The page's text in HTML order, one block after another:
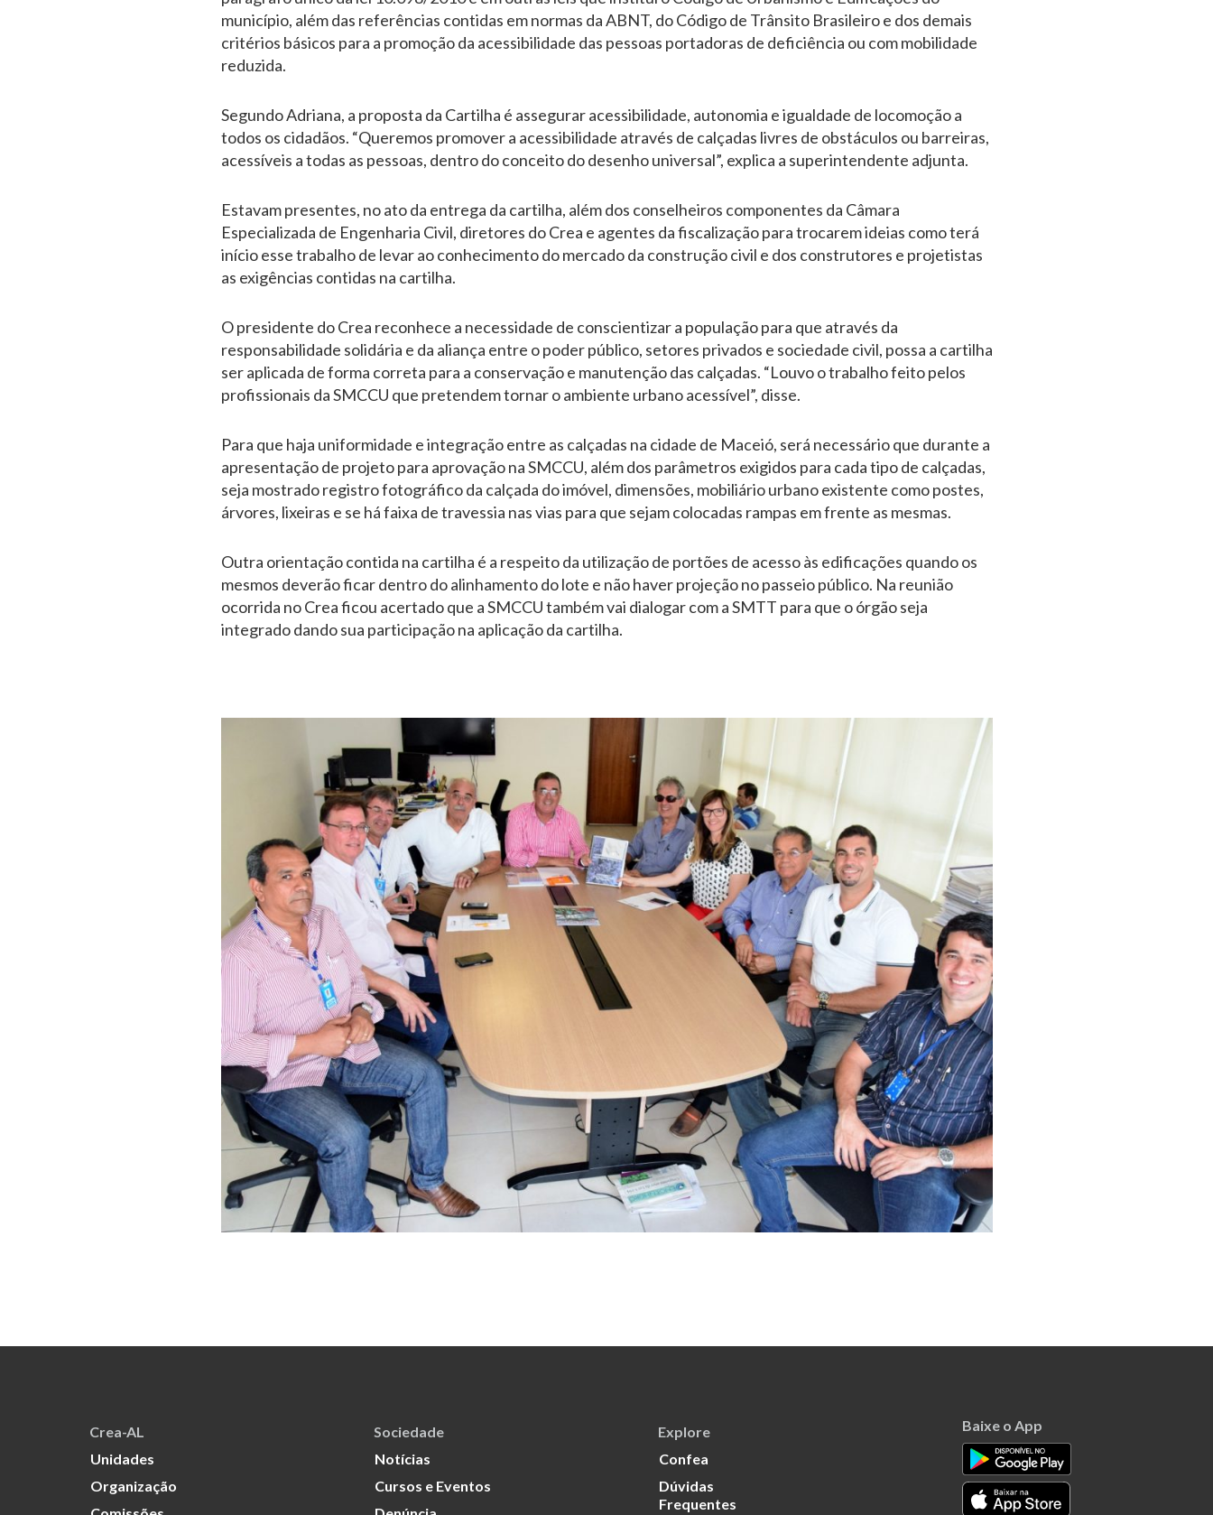
município, além das referências contidas em normas da ABNT, do Código de Trânsito Brasileiro e dos demais
critérios básicos para a promoção da acessibilidade das pessoas portadoras de deficiência ou com mobilidade
reduzida.
Segundo Adriana, a proposta da Cartilha é assegurar acessibilidade, autonomia e igualdade de locomoção a
todos os cidadãos. “Queremos promover a acessibilidade através de calçadas livres de obstáculos ou barreiras,
acessíveis a todas as pessoas, dentro do conceito do desenho universal”, explica a superintendente adjunta.
Estavam presentes, no ato da entrega da cartilha, além dos conselheiros componentes da Câmara
Especializada de Engenharia Civil, diretores do Crea e agentes da fiscalização para trocarem ideias como terá
início esse trabalho de levar ao conhecimento do mercado da construção civil e dos construtores e projetistas
as exigências contidas na cartilha.
O presidente do Crea reconhece a necessidade de conscientizar a população para que através da
responsabilidade solidária e da aliança entre o poder público, setores privados e sociedade civil, possa a cartilha
ser aplicada de forma correta para a conservação e manutenção das calçadas. “Louvo o trabalho feito pelos
profissionais da SMCCU que pretendem tornar o ambiente urbano acessível”, disse.
Para que haja uniformidade e integração entre as calçadas na cidade de Maceió, será necessário que durante a
apresentação de projeto para aprovação na SMCCU, além dos parâmetros exigidos para cada tipo de calçadas,
seja mostrado registro fotográfico da calçada do imóvel, dimensões, mobiliário urbano existente como postes,
árvores, lixeiras e se há faixa de travessia nas vias para que sejam colocadas rampas em frente as mesmas.
Outra orientação contida na cartilha é a respeito da utilização de portões de acesso às edificações quando os
mesmos deverão ficar dentro do alinhamento do lote e não haver projeção no passeio público. Na reunião
ocorrida no Crea ficou acertado que a SMCCU também vai dialogar com a SMTT para que o órgão seja
integrado dando sua participação na aplicação da cartilha.
Crea-AL
Unidades
Organização
Sociedade
Notícias
Cursos e Eventos
Explore
Confea
Dúvidas
Frequentes
Baixe o App